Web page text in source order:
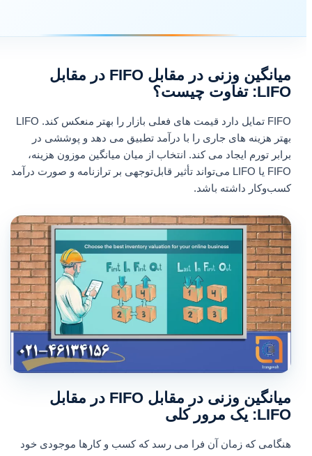
میانگین وزنی در مقابل FIFO در مقابل
LIFO: تفاوت چیست؟
FIFO تمایل دارد قیمت های فعلی بازار را بهتر منعکس کند. LIFO
بهتر هزینه های جاری را با درآمد تطبیق می دهد و پوششی در
برابر تورم ایجاد می کند. انتخاب از میان میانگین موزون هزینه،
FIFO یا LIFO می‌تواند تأثیر قابل‌توجهی بر ترازنامه و صورت درآمد
کسب‌وکار داشته باشد.
میانگین وزنی در مقابل FIFO در مقابل
LIFO: یک مرور کلی
هنگامی که زمان آن فرا می رسد که کسب و کارها موجودی خود